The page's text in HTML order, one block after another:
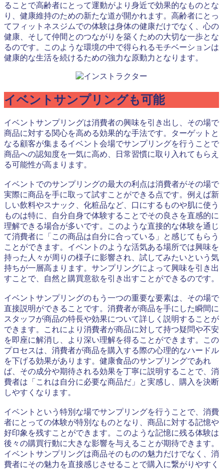
ることで高齢者にとって運動がより身近で効果的なものとな
り、健康維持のための新たな道が開かれます。高齢者にとっ
てフィットネスジムでの体験は身体の健康だけでなく、心の
健康、そして仲間とのつながりを築くための大切な一歩とな
るのです。このような環境の中で得られるモチベーションは
健康的な生活を続けるための強力な原動力となります。
イベントサンプリングも可能
イベントサンプリングは消費者の興味を引き出し、その場で
商品に対する関心を高める効果的な手法です。ターゲットと
なる顧客が集まるイベント会場でサンプリングを行うことで
商品への認知度を一気に高め、日常習慣に取り入れてもらえ
る可能性が高まります。
イベントでのサンプリングの最大の利点は消費者がその場で
実際に商品を手に取って試すことができる点です。例えば新
しい飲料やスナック、化粧品など、口にするものや肌に使う
ものは特に、自分自身で体験することでその良さを直感的に
理解できる場合が多いです。このような直接的な体験を通じ
て消費者に「この商品は自分に合っている」と感じてもらう
ことができます。イベントのような活気ある場所では興味を
持った人々が周りの様子に影響され、試してみたいという気
持ちが一層高まります。サンプリングによって興味を引き出
すことで、自然と購買意欲を引き出すことができるのです。
イベントサンプリングのもう一つの重要な要素は、その場で
直接説明ができることです。消費者が商品を手にした瞬間に
スタッフが商品の特長や効果について詳しく説明することが
できます。これにより消費者が商品に対して持つ疑問や不安
を即座に解消し、より深い理解を得ることができます。この
プロセスは、消費者が商品を購入する際の心理的なハードル
を下げる効果があります。健康食品のサンプリングであれ
ば、その成分や期待される効果を丁寧に説明することで、消
費者は「これは自分に必要な商品だ」と実感し、購入を決断
しやすくなります。
イベントという特別な場でサンプリングを行うことで、消費
者にとっての体験が特別なものとなり、商品に対する記憶や
好印象を残すことができます。このような記憶に残る体験は
後々の購買行動に大きな影響を与えることが期待できます。
イベントサンプリングは商品そのものの魅力だけでなく、消
費者にその魅力を直接感じさせることで購入に繋がりやすく